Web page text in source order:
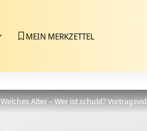
MEIN MERKZETTEL
Alter – Wer ist schuld?